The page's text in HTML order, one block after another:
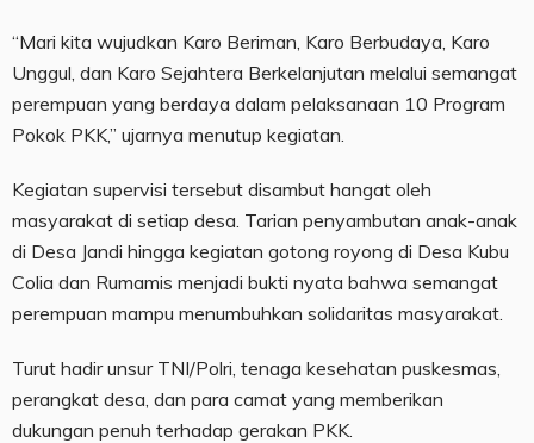
“Mari kita wujudkan Karo Beriman, Karo Berbudaya, Karo
Unggul, dan Karo Sejahtera Berkelanjutan melalui semangat
perempuan yang berdaya dalam pelaksanaan 10 Program
Pokok PKK,” ujarnya menutup kegiatan.
Kegiatan supervisi tersebut disambut hangat oleh
masyarakat di setiap desa. Tarian penyambutan anak-anak
di Desa Jandi hingga kegiatan gotong royong di Desa Kubu
Colia dan Rumamis menjadi bukti nyata bahwa semangat
perempuan mampu menumbuhkan solidaritas masyarakat.
Turut hadir unsur TNI/Polri, tenaga kesehatan puskesmas,
perangkat desa, dan para camat yang memberikan
dukungan penuh terhadap gerakan PKK.